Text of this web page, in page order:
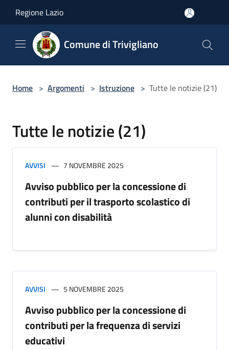
Regione Lazio
Comune di Trivigliano
Home > Argomenti > Istruzione > Tutte le notizie (21)
Tutte le notizie (21)
AVVISI 7 NOVEMBRE 2025
Avviso pubblico per la concessione di
contributi per il trasporto scolastico di
alunni con disabilità
AVVISI 5 NOVEMBRE 2025
Avviso pubblico per la concessione di
contributi per la frequenza di servizi
educativi